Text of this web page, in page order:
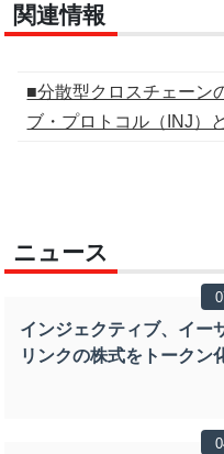
関連情報
■分散型クロスチェー
ブ・プロトコル（INJ）
ニュース
インジェクティブ、イー
リンクの株式をトークン